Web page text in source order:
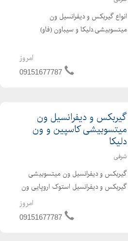
انواع گیربکس و دیفرانسیل ون
میتسوبیشی.دلیکا و سیباون (فاو)
امروز
09151677787
گیربکس و دیفرانسیل ون
میتسوبیشی کاسپین و ون
دلیکا
شرفی
گیربکس و دیفرانسیل ون میتسوبیشی
گیربکس و دیفرانسیل استوک اروپایی ون
دلیکا گیربکس ون نارون ارسال به کلامروز
09151677787